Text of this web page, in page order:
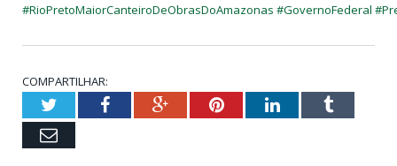
#RioPretoMaiorCanteiroDeObrasDoAmazonas #GovernoFederal #
COMPARTILHAR:
TwitterFacebookGoogle+PinterestLinkedInTumblr
Email